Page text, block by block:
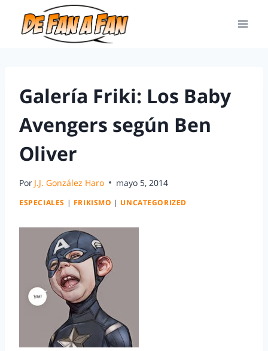
Galería Friki: Los Baby
Avengers según Ben
Oliver
Por J.J. González Haro mayo 5, 2014
ESPECIALES | FRIKISMO | UNCATEGORIZED